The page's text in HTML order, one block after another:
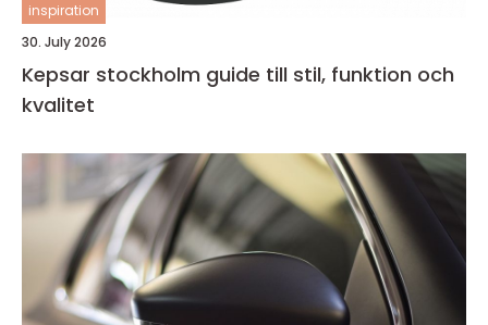
inspiration
30. July 2026
Kepsar stockholm guide till stil, funktion och
kvalitet